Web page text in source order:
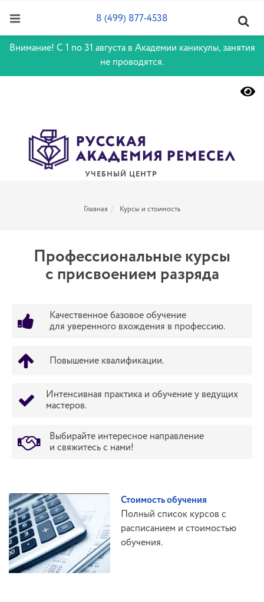
Внимание! С 1 по 31 августа в Академии каникулы, занятия
не проводятся.
УЧЕБНЫЙ ЦЕНТР
8 (499) 877-4538
Главная Курсы и стоимость
Профессиональные курсы
с присвоением разряда
Качественное базовое обучение
для уверенного вхождения в профессию.
Повышение квалификации.
Интенсивная практика и обучение у ведущих
мастеров.
Выбирайте интересное направление
и свяжитесь с нами!
Стоимость обучения
Полный список курсов с
расписанием и стоимостью
обучения.